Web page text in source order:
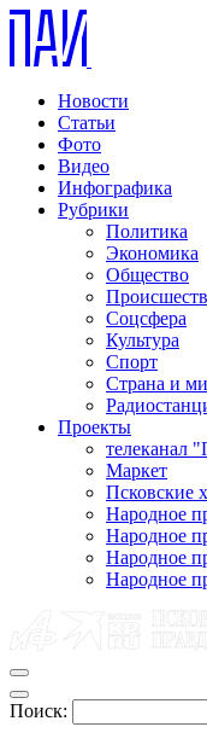
Новости
Статьи
Фото
Видео
Инфографика
Рубрики
Политика
Экономика
Общество
Соцсфера
Культура
Спорт
Страна и
Проекты
телеканал
Маркет
Народное
Народное
Народное
Народное
Поиск: